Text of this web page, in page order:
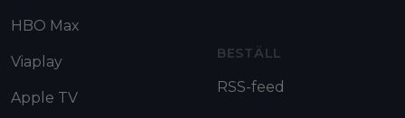
HBO Max
Viaplay
Apple TV
BESTÄLL
RSS-feed